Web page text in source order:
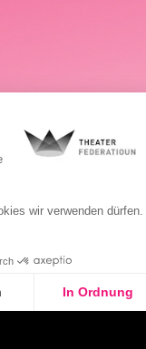
Pablo
AKTUELLES